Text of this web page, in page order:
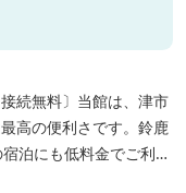
続無料〕当館は、津市
高の便利さです。鈴鹿
泊にも低料金でご利用